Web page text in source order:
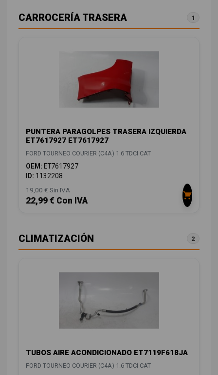
CARROCERÍA TRASERA 1
PUNTERA PARAGOLPES TRASERA IZQUIERDA
ET7617927 ET7617927
FORD TOURNEO COURIER (C4A) 1.6 TDCI CAT
OEM: ET7617927
ID: 1132208
19,00 € Sin IVA
22,99 € Con IVA
CLIMATIZACIÓN 2
TUBOS AIRE ACONDICIONADO ET7119F618JA
FORD TOURNEO COURIER (C4A) 1.6 TDCI CAT